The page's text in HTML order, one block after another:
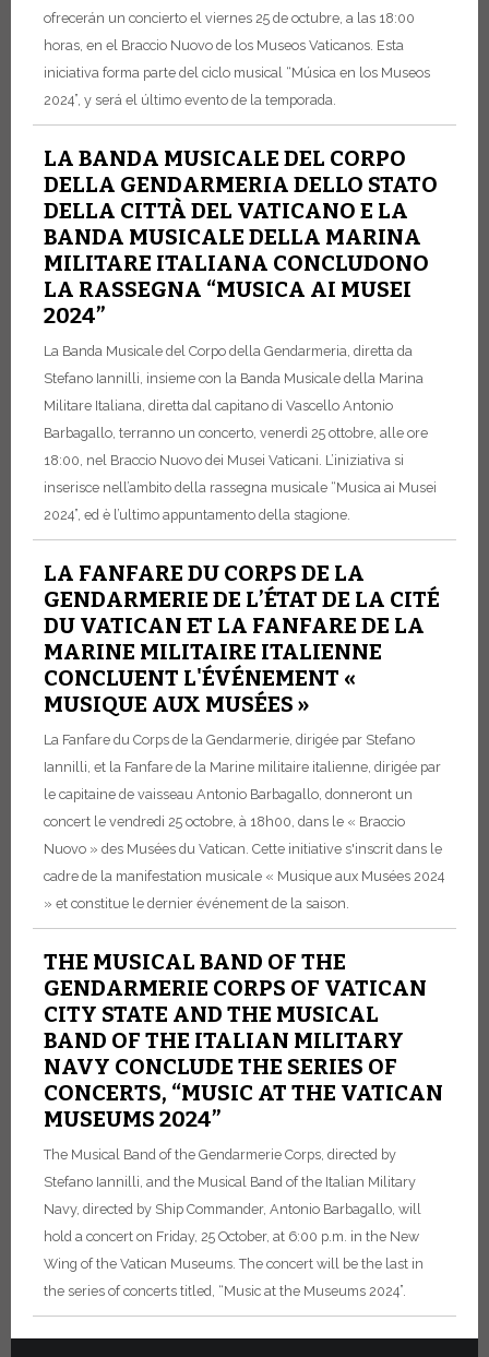
ofrecerán un concierto el viernes 25 de octubre, a las 18:00
horas, en el Braccio Nuovo de los Museos Vaticanos. Esta
iniciativa forma parte del ciclo musical “Música en los Museos
2024”, y será el último evento de la temporada.
LA BANDA MUSICALE DEL CORPO
DELLA GENDARMERIA DELLO STATO
DELLA CITTÀ DEL VATICANO E LA
BANDA MUSICALE DELLA MARINA
MILITARE ITALIANA CONCLUDONO
LA RASSEGNA “MUSICA AI MUSEI
2024”
La Banda Musicale del Corpo della Gendarmeria, diretta da
Stefano Iannilli, insieme con la Banda Musicale della Marina
Militare Italiana, diretta dal capitano di Vascello Antonio
Barbagallo, terranno un concerto, venerdì 25 ottobre, alle ore
18:00, nel Braccio Nuovo dei Musei Vaticani. L’iniziativa si
inserisce nell’ambito della rassegna musicale “Musica ai Musei
2024”, ed è l’ultimo appuntamento della stagione.
LA FANFARE DU CORPS DE LA
GENDARMERIE DE L’ÉTAT DE LA CITÉ
DU VATICAN ET LA FANFARE DE LA
MARINE MILITAIRE ITALIENNE
CONCLUENT L'ÉVÉNEMENT «
MUSIQUE AUX MUSÉES »
La Fanfare du Corps de la Gendarmerie, dirigée par Stefano
Iannilli, et la Fanfare de la Marine militaire italienne, dirigée par
le capitaine de vaisseau Antonio Barbagallo, donneront un
concert le vendredi 25 octobre, à 18h00, dans le « Braccio
Nuovo » des Musées du Vatican. Cette initiative s'inscrit dans le
cadre de la manifestation musicale « Musique aux Musées 2024
» et constitue le dernier événement de la saison.
THE MUSICAL BAND OF THE
GENDARMERIE CORPS OF VATICAN
CITY STATE AND THE MUSICAL
BAND OF THE ITALIAN MILITARY
NAVY CONCLUDE THE SERIES OF
CONCERTS, “MUSIC AT THE VATICAN
MUSEUMS 2024”
The Musical Band of the Gendarmerie Corps, directed by
Stefano Iannilli, and the Musical Band of the Italian Military
Navy, directed by Ship Commander, Antonio Barbagallo, will
hold a concert on Friday, 25 October, at 6:00 p.m. in the New
Wing of the Vatican Museums. The concert will be the last in
the series of concerts titled, “Music at the Museums 2024”.